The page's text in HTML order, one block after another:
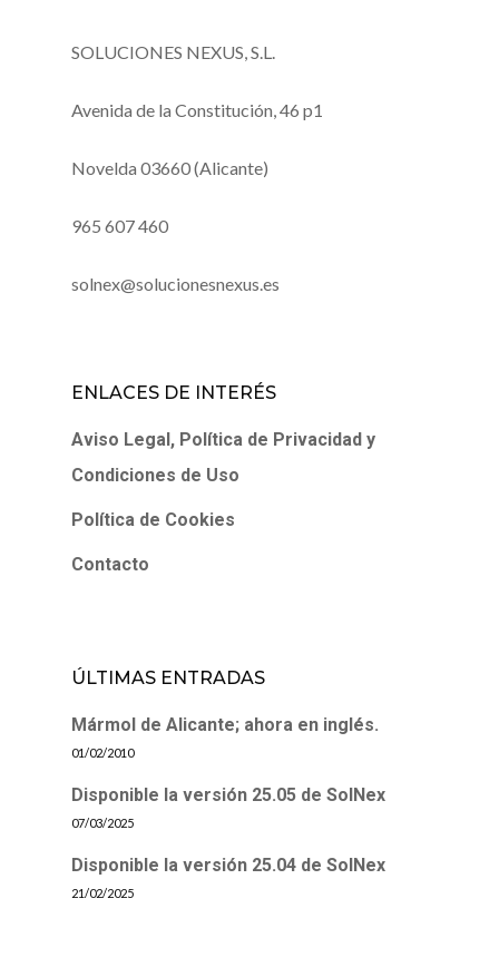
SOLUCIONES NEXUS, S.L.
Avenida de la Constitución, 46 p1
Novelda 03660 (Alicante)
965 607 460
solnex@solucionesnexus.es
ENLACES DE INTERÉS
Aviso Legal, Política de Privacidad y
Condiciones de Uso
Política de Cookies
Contacto
ÚLTIMAS ENTRADAS
Mármol de Alicante; ahora en inglés.
01/02/2010
Disponible la versión 25.05 de SolNex
07/03/2025
Disponible la versión 25.04 de SolNex
21/02/2025